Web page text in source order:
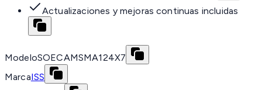
Actualizaciones y mejoras continuas incluidas
ModeloSOECAMSMA124X7
MarcaISS